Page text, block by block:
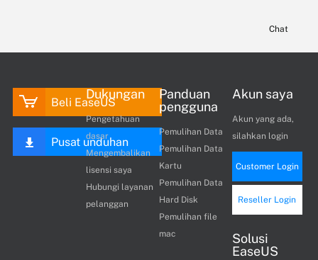
Chat
Beli EaseUS
Pusat unduhan
Dukungan
Pengetahuan
dasar
Mengembalikan
lisensi saya
Hubungi layanan
pelanggan
Panduan
pengguna
Pemulihan Data
Pemulihan Data
Kartu
Pemulihan Data
Hard Disk
Pemulihan file
mac
Akun saya
Akun yang ada,
silahkan login
Customer Login
Reseller Login
Solusi
EaseUS